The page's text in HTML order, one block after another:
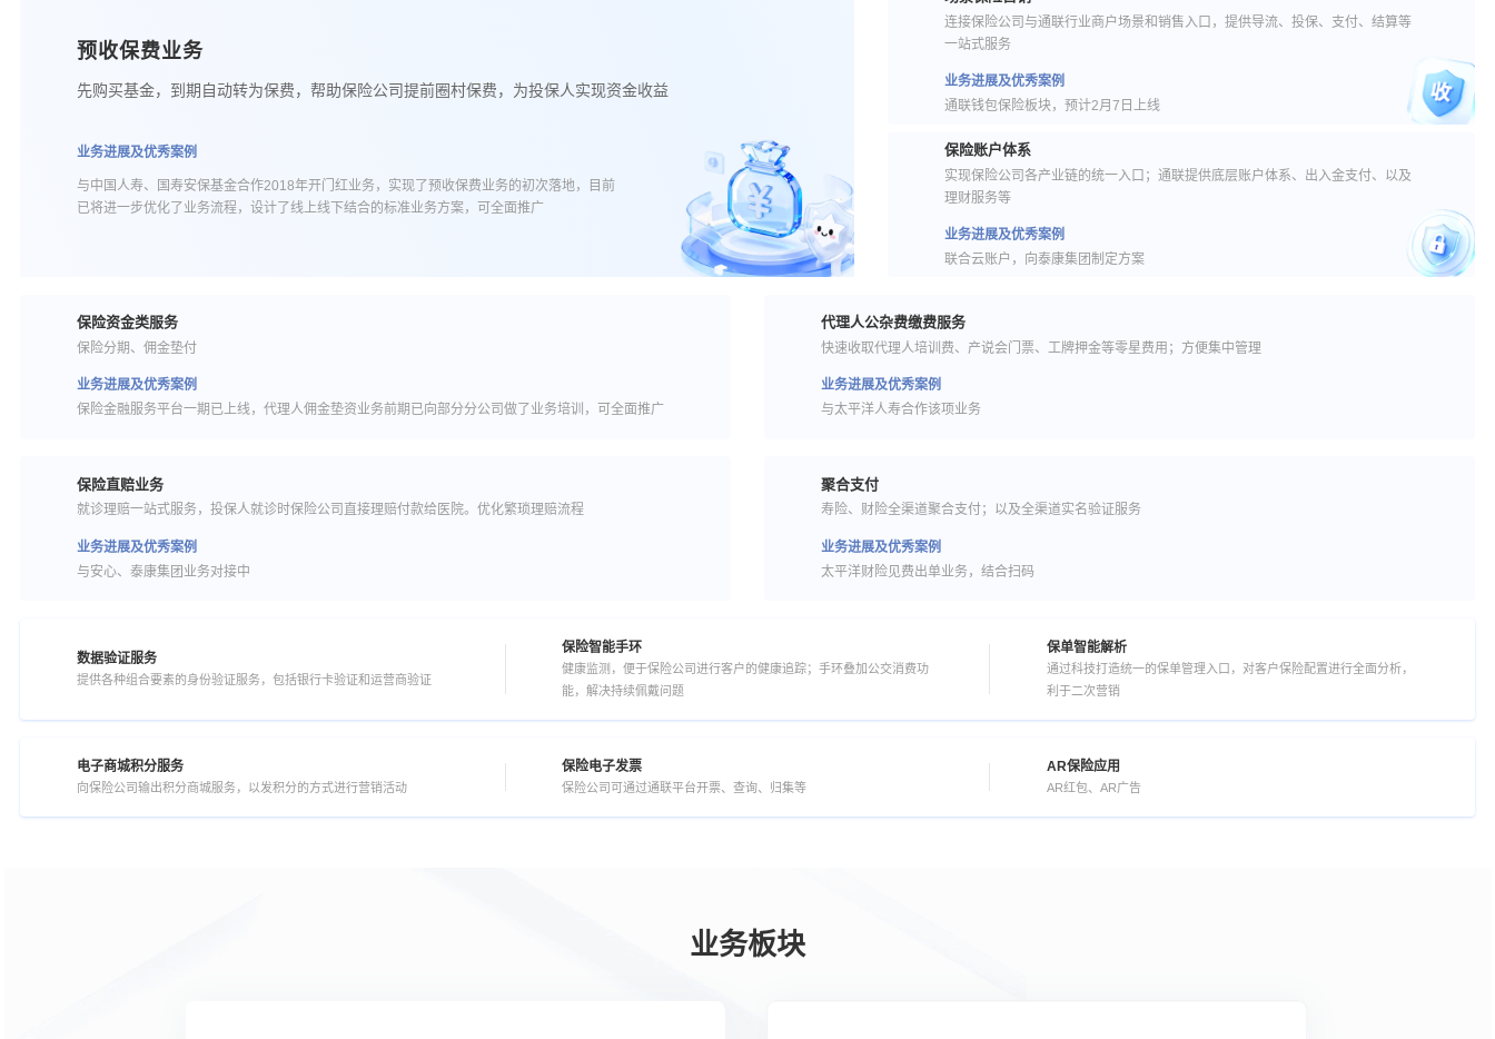
预收保费业务
先购买基金，到期自动转为保费，帮助保险公司提前圈村保费，为投保人实现资金收益
业务进展及优秀案例
与中国人寿、国寿安保基金合作2018年开门红业务，实现了预收保费业务的初次落地，目前
已将进一步优化了业务流程，设计了线上线下结合的标准业务方案，可全面推广
连接保险公司与通联行业商户场景和销售入口，提供导流、投保、支付、结算等
一站式服务
业务进展及优秀案例
通联钱包保险板块，预计2月7日上线
保险账户体系
实现保险公司各产业链的统一入口；通联提供底层账户体系、出入金支付、以及
理财服务等
业务进展及优秀案例
联合云账户，向泰康集团制定方案
保险资金类服务
保险分期、佣金垫付
业务进展及优秀案例
保险金融服务平台一期已上线，代理人佣金垫资业务前期已向部分分公司做了业务培训，可全面推广
保险直赔业务
就诊理赔一站式服务，投保人就诊时保险公司直接理赔付款给医院。优化繁琐理赔流程
业务进展及优秀案例
与安心、泰康集团业务对接中
代理人公杂费缴费服务
快速收取代理人培训费、产说会门票、工牌押金等零星费用；方便集中管理
业务进展及优秀案例
与太平洋人寿合作该项业务
聚合支付
寿险、财险全渠道聚合支付；以及全渠道实名验证服务
业务进展及优秀案例
太平洋财险见费出单业务，结合扫码
数据验证服务
提供各种组合要素的身份验证服务，包括银行卡验证和运营商验证
保险智能手环
健康监测，便于保险公司进行客户的健康追踪；手环叠加公交消费功
能，解决持续佩戴问题
保单智能解析
通过科技打造统一的保单管理入口，对客户保险配置进行全面分析，
利于二次营销
电子商城积分服务
向保险公司输出积分商城服务，以发积分的方式进行营销活动
保险电子发票
保险公司可通过通联平台开票、查询、归集等
AR保险应用
AR红包、AR广告
业务板块